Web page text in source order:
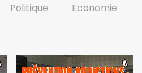
Politique
Economie